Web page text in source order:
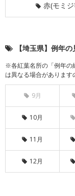
赤(モミ
【埼玉県】例年
※各紅葉名所の「例年の
は異なる場合があります
9月
10月
11月
12月